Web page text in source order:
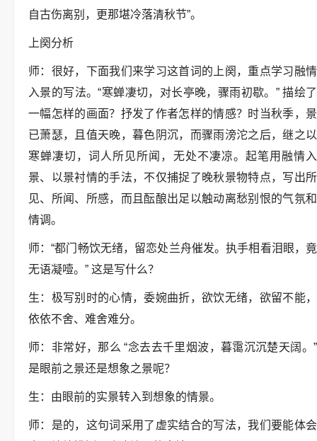
自古伤离别，更那堪冷落清秋节”。
上阕分析
师：很好，下面我们来学习这首词的上阕，重点学习融情
入景的写法。“寒蝉凄切，对长亭晚，骤雨初歇。” 描绘了
一幅怎样的画面？抒发了作者怎样的情感？时当秋季，景
已萧瑟，且值天晚，暮色阴沉，而骤雨滂沱之后，继之以
寒蝉凄切，词人所见所闻，无处不凄凉。起笔用融情入
景、以景衬情的手法，不仅捕捉了晚秋景物特点，写出所
见、所闻、所感，而且酝酿出足以触动离愁别恨的气氛和
情调。
师：“都门畅饮无绪，留恋处兰舟催发。执手相看泪眼，竟
无语凝噎。” 这是写什么？
生：极写别时的心情，委婉曲折，欲饮无绪，欲留不能，
依依不舍、难舍难分。
师：非常好，那么 “念去去千里烟波，暮霭沉沉楚天阔。”
是眼前之景还是想象之景呢？
生：由眼前的实景转入到想象的情景。
师：是的，这句词采用了虚实结合的写法，我们要能体会